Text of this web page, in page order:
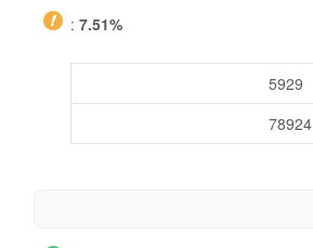
: 7.51%
5929
78924